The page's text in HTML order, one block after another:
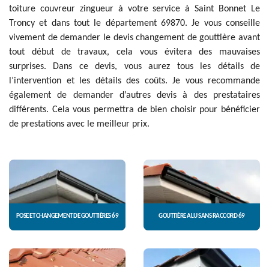
toiture couvreur zingueur à votre service à Saint Bonnet Le
Troncy et dans tout le département 69870. Je vous conseille
vivement de demander le devis changement de gouttière avant
tout début de travaux, cela vous évitera des mauvaises
surprises. Dans ce devis, vous aurez tous les détails de
l’intervention et les détails des coûts. Je vous recommande
également de demander d’autres devis à des prestataires
différents. Cela vous permettra de bien choisir pour bénéficier
de prestations avec le meilleur prix.
POSE ET CHANGEMENT DE GOUTTIÈRES 69 GOUTTIÈRE ALU SANS RACCORD 69